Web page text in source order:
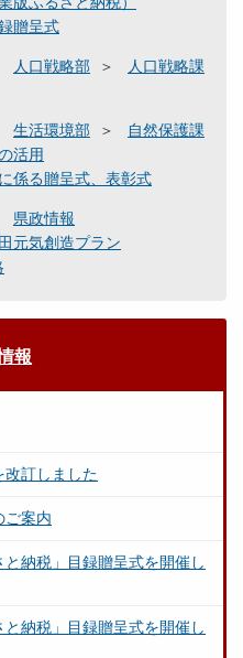
贈呈式
人口戦略部
人口戦略課
生活環境部
自然保護課
活用
係る贈呈式、表彰式
県政情報
元気創造プラン
報
改訂しました
ご案内
納税」目録贈呈式を開催し
納税」目録贈呈式を開催し